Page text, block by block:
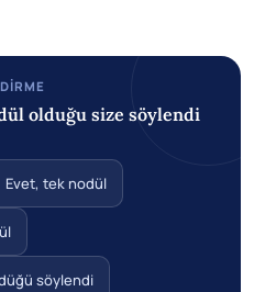
olduğu size söylendi
Evet, tek nodül
söylendi